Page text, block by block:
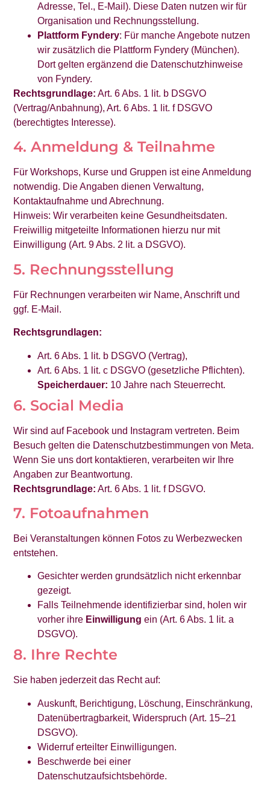
Adresse, Tel., E-Mail). Diese Daten nutzen wir für
Organisation und Rechnungsstellung.
Plattform Fyndery: Für manche Angebote nutzen
wir zusätzlich die Plattform Fyndery (München).
Dort gelten ergänzend die Datenschutzhinweise
von Fyndery.
Rechtsgrundlage: Art. 6 Abs. 1 lit. b DSGVO
(Vertrag/Anbahnung), Art. 6 Abs. 1 lit. f DSGVO
(berechtigtes Interesse).
4. Anmeldung & Teilnahme
Für Workshops, Kurse und Gruppen ist eine Anmeldung
notwendig. Die Angaben dienen Verwaltung,
Kontaktaufnahme und Abrechnung.
Hinweis: Wir verarbeiten keine Gesundheitsdaten.
Freiwillig mitgeteilte Informationen hierzu nur mit
Einwilligung (Art. 9 Abs. 2 lit. a DSGVO).
5. Rechnungsstellung
Für Rechnungen verarbeiten wir Name, Anschrift und
ggf. E-Mail.
Rechtsgrundlagen:
Art. 6 Abs. 1 lit. b DSGVO (Vertrag),
Art. 6 Abs. 1 lit. c DSGVO (gesetzliche Pflichten).
Speicherdauer: 10 Jahre nach Steuerrecht.
6. Social Media
Wir sind auf Facebook und Instagram vertreten. Beim
Besuch gelten die Datenschutzbestimmungen von Meta.
Wenn Sie uns dort kontaktieren, verarbeiten wir Ihre
Angaben zur Beantwortung.
Rechtsgrundlage: Art. 6 Abs. 1 lit. f DSGVO.
7. Fotoaufnahmen
Bei Veranstaltungen können Fotos zu Werbezwecken
entstehen.
Gesichter werden grundsätzlich nicht erkennbar
gezeigt.
Falls Teilnehmende identifizierbar sind, holen wir
vorher ihre Einwilligung ein (Art. 6 Abs. 1 lit. a
DSGVO).
8. Ihre Rechte
Sie haben jederzeit das Recht auf:
Auskunft, Berichtigung, Löschung, Einschränkung,
Datenübertragbarkeit, Widerspruch (Art. 15–21
DSGVO).
Widerruf erteilter Einwilligungen.
Beschwerde bei einer
Datenschutzaufsichtsbehörde.